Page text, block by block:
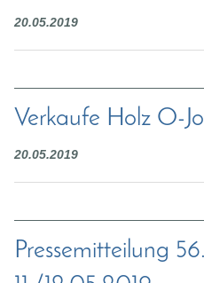
20.05.2019
Verkaufe Holz O-
20.05.2019
Pressemitteilung